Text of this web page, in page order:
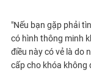
"Nếu bạn gặp phải
có hình thông minh
điều này có vẻ là do
cấp cho khóa không